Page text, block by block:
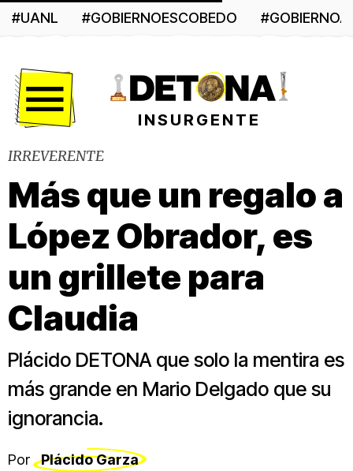
#UANL #GOBIERNOESCOBEDO
INSURGENTE
IRREVERENTE
Más que un regalo a
López Obrador, es
un grillete para
Claudia
Plácido DETONA que solo la mentira es
más grande en Mario Delgado que su
ignorancia.
Por Plácido Garza